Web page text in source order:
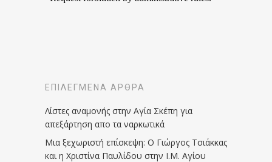
ΕΠΙΛΕΓΜΈΝΑ ΆΡΘΡΑ
Λίστες αναμονής στην Αγία Σκέπη για
απεξάρτηση απο τα ναρκωτικά
Μια ξεχωριστή επίσκεψη: Ο Γιώργος Τσιάκκας
και η Χριστίνα Παυλίδου στην Ι.Μ. Αγίου